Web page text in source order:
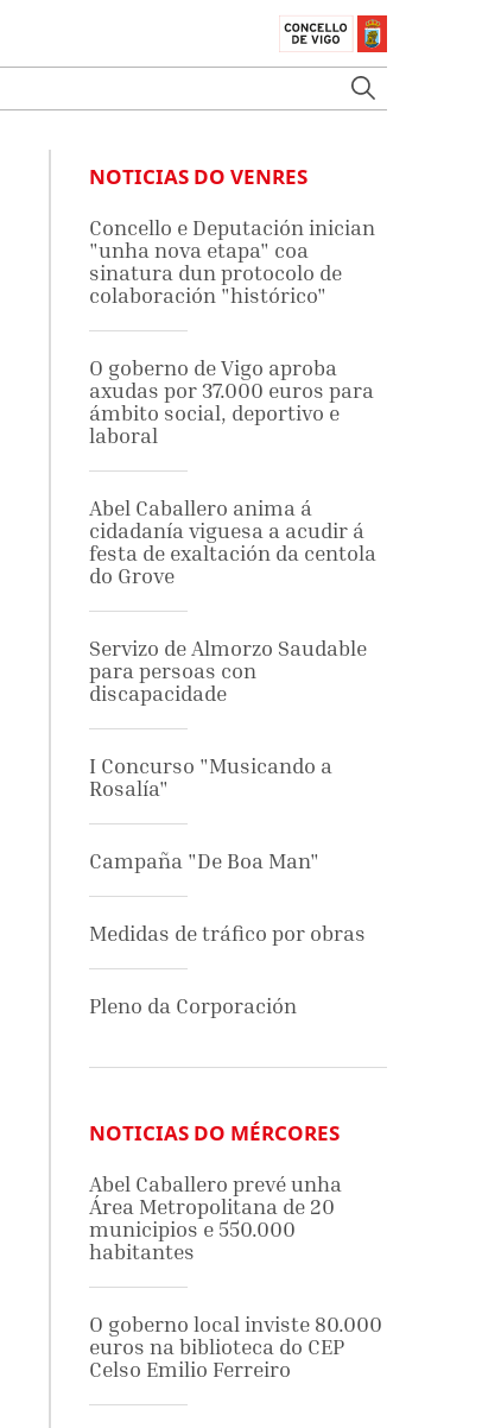
NOTICIAS DO VENRES
Concello e Deputación inician
"unha nova etapa" coa
sinatura dun protocolo de
colaboración "histórico"
O goberno de Vigo aproba
axudas por 37.000 euros para
ámbito social, deportivo e
laboral
Abel Caballero anima á
cidadanía viguesa a acudir á
festa de exaltación da centola
do Grove
Servizo de Almorzo Saudable
para persoas con
discapacidade
I Concurso "Musicando a
Rosalía"
Campaña "De Boa Man"
Medidas de tráfico por obras
Pleno da Corporación
NOTICIAS DO MÉRCORES
Abel Caballero prevé unha
Área Metropolitana de 20
municipios e 550.000
habitantes
O goberno local inviste 80.000
euros na biblioteca do CEP
Celso Emilio Ferreiro